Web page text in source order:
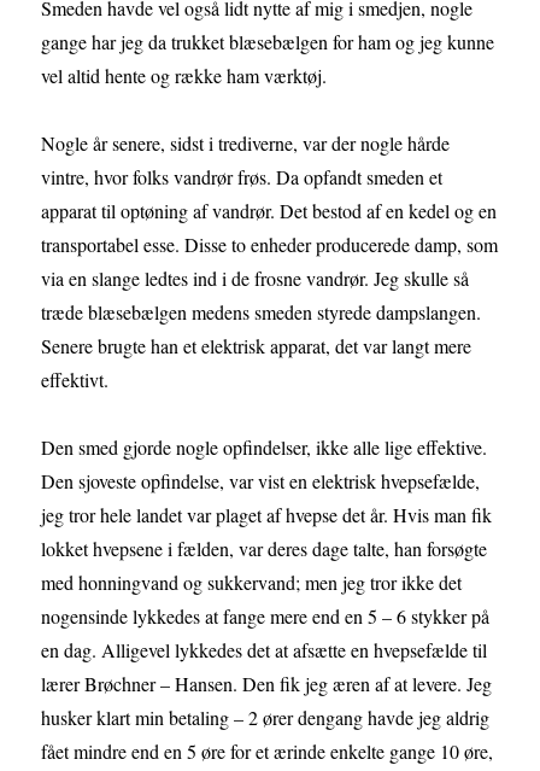
Smeden havde vel også lidt nytte af mig i smedjen, nogle
gange har jeg da trukket blæsebælgen for ham og jeg kunne
vel altid hente og række ham værktøj.
Nogle år senere, sidst i trediverne, var der nogle hårde
vintre, hvor folks vandrør frøs. Da opfandt smeden et
apparat til optøning af vandrør. Det bestod af en kedel og en
transportabel esse. Disse to enheder producerede damp, som
via en slange ledtes ind i de frosne vandrør. Jeg skulle så
træde blæsebælgen medens smeden styrede dampslangen.
Senere brugte han et elektrisk apparat, det var langt mere
effektivt.
Den smed gjorde nogle opfindelser, ikke alle lige effektive.
Den sjoveste opfindelse, var vist en elektrisk hvepsefælde,
jeg tror hele landet var plaget af hvepse det år. Hvis man fik
lokket hvepsene i fælden, var deres dage talte, han forsøgte
med honningvand og sukkervand; men jeg tror ikke det
nogensinde lykkedes at fange mere end en 5 – 6 stykker på
en dag. Alligevel lykkedes det at afsætte en hvepsefælde til
lærer Brøchner – Hansen. Den fik jeg æren af at levere. Jeg
husker klart min betaling – 2 ører dengang havde jeg aldrig
fået mindre end en 5 øre for et ærinde enkelte gange 10 øre,